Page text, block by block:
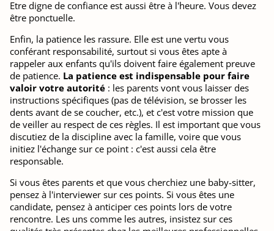
Etre digne de confiance est aussi être à l'heure. Vous devez
être ponctuelle.
Enfin, la patience les rassure. Elle est une vertu vous
conférant responsabilité, surtout si vous êtes apte à
rappeler aux enfants qu'ils doivent faire également preuve
de patience. La patience est indispensable pour faire
valoir votre autorité : les parents vont vous laisser des
instructions spécifiques (pas de télévision, se brosser les
dents avant de se coucher, etc.), et c'est votre mission que
de veiller au respect de ces règles. Il est important que vous
discutiez de la discipline avec la famille, voire que vous
initiez l'échange sur ce point : c'est aussi cela être
responsable.
Si vous êtes parents et que vous cherchiez une baby-sitter,
pensez à l'interviewer sur ces points. Si vous êtes une
candidate, pensez à anticiper ces points lors de votre
rencontre. Les uns comme les autres, insistez sur ces